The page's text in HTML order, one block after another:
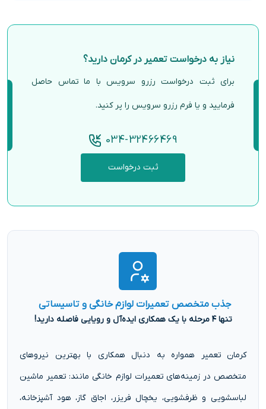
نیاز به درخواست تعمیر در کرمان دارید؟
برای ثبت درخواست رزرو سرویس با ما تماس حاصل
فرمایید و یا فرم رزرو سرویس را پر کنید.
034-32466469
ثبت درخواست
جذب متخصص تعمیرات لوازم خانگی و تاسیساتی
تنها ۴ مرحله با یک همکاری ایده‌آل و رویایی فاصله دارید!
کرمان تعمیر همواره به دنبال همکاری با بهترین نیروهای
متخصص در زمینه‌های تعمیرات لوازم خانگی مانند: تعمیر ماشین
لباسشویی و ظرفشویی، یخچال فریزر، اجاق گاز، هود آشپزخانه،